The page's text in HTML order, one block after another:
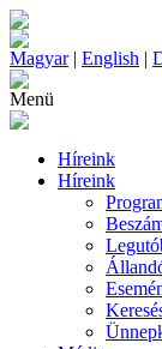
Magyar| English |
Menü
Híreink
Híreink